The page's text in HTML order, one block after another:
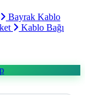
Bayrak Kablo
Kablo Bağı